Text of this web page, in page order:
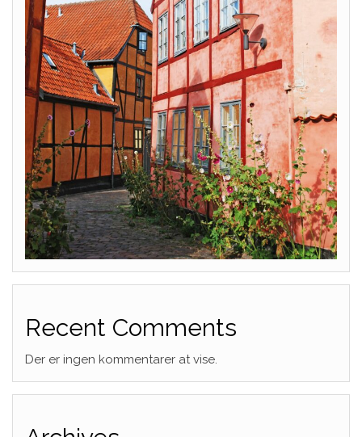
Recent Comments
Der er ingen kommentarer at vise.